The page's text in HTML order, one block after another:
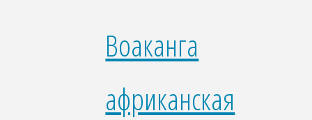
Воаканга
африканская